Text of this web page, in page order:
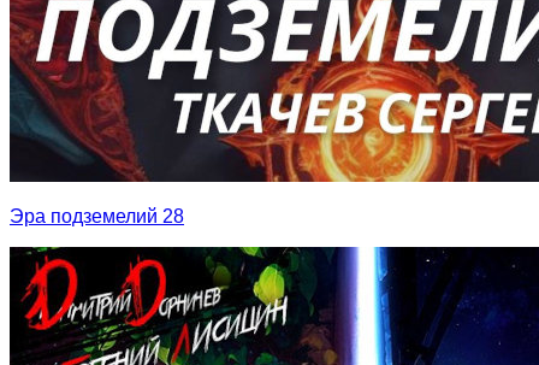
Эра подземелий 28